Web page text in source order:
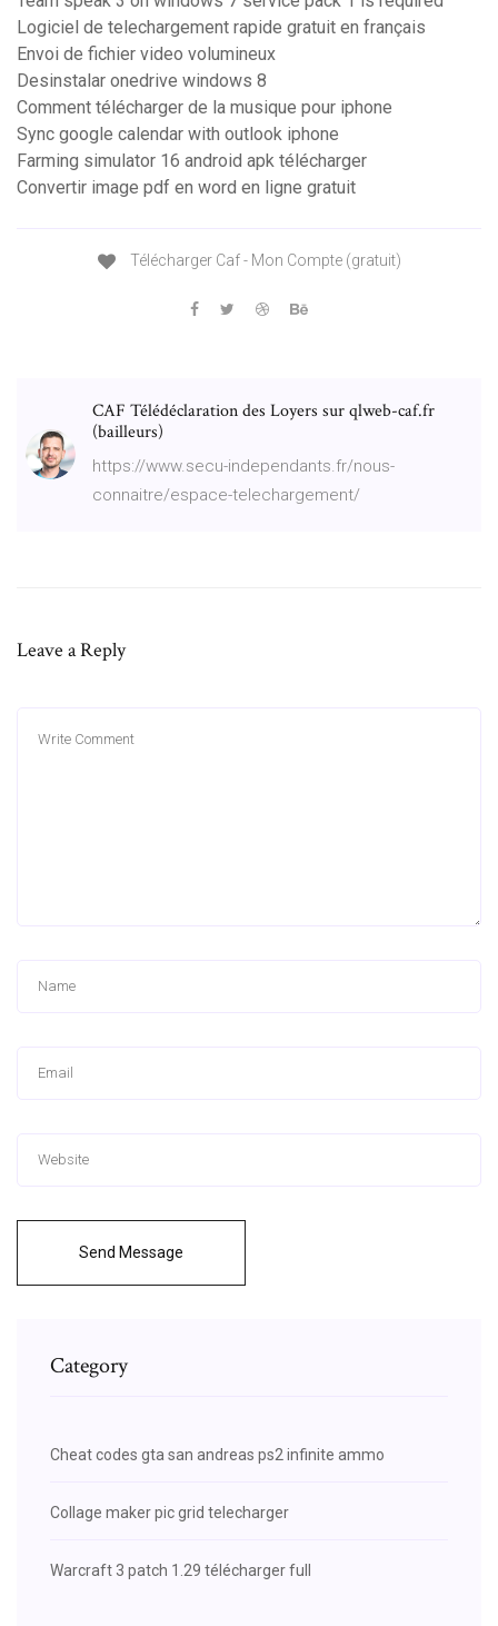
Logiciel de telechargement rapide gratuit en français
Envoi de fichier video volumineux
Desinstalar onedrive windows 8
Comment télécharger de la musique pour iphone
Sync google calendar with outlook iphone
Farming simulator 16 android apk télécharger
Convertir image pdf en word en ligne gratuit
Télécharger Caf - Mon Compte (gratuit)
CAF Télédéclaration des Loyers sur qlweb-caf.fr
(bailleurs)
https://www.secu-independants.fr/nous-
connaitre/espace-telechargement/
Leave a Reply
Send Message
Category
Cheat codes gta san andreas ps2 infinite ammo
Collage maker pic grid telecharger
Warcraft 3 patch 1.29 télécharger full